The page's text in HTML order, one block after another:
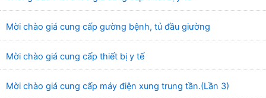
Mời chào giá cung cấp gường bệnh, tủ đầu giường
Mời chào giá cung cấp thiết bị y tế
Mời chào giá cung cấp máy điện xung trung tần.(Lần 3)